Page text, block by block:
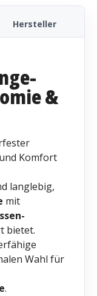
Hersteller
&
Komfort
langlebig,
mit
bietet.
Wahl für
.